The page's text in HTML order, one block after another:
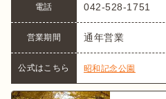
電話 042-528-1751
営業期間 通年営業
公式はこちら 昭和記念公園